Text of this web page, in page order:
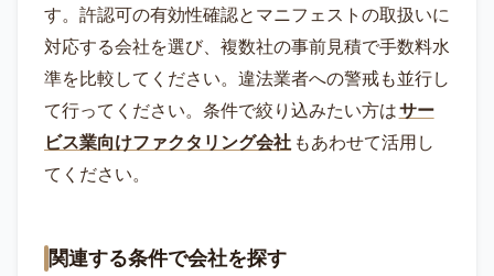
す。許認可の有効性確認とマニフェストの取扱いに
対応する会社を選び、複数社の事前見積で手数料水
準を比較してください。違法業者への警戒も並行し
て行ってください。条件で絞り込みたい方はサー
ビス業向けファクタリング会社 もあわせて活用し
てください。
関連する条件で会社を探す